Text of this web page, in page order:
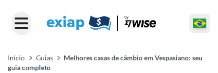
Início Guias
Melhores casas de câmbio em Vespasiano: seu
guia completo